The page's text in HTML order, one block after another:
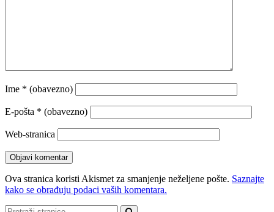
Ime * (obavezno)
E-pošta * (obavezno)
Web-stranica
Ova stranica koristi Akismet za smanjenje neželjene pošte. Saznajte
kako se obrađuju podaci vaših komentara.
Pretraži